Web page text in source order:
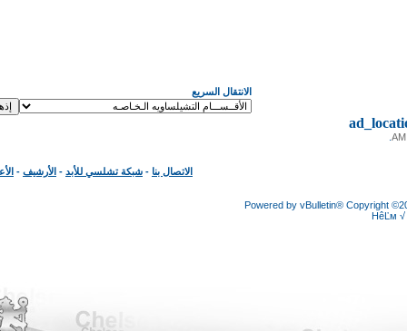
الانتقال السريع
الاتصال بنا- شبكة تشلسي للأبد -الأرشيف-الأعلى
Powered by vBulletin®